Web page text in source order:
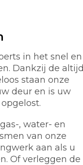
in het snel en
Dankzij de altijd
staan onze
deur en is uw
, water- en
van onze
aan als u
Of verleggen de